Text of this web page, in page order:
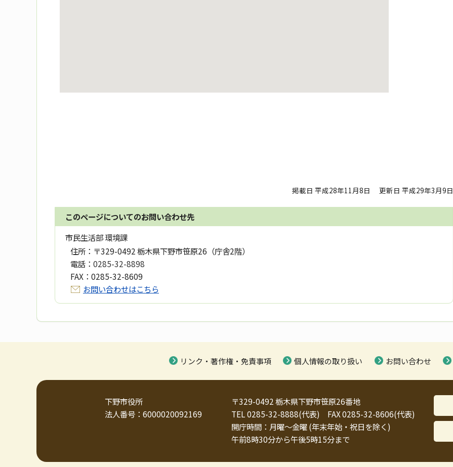
掲載日 平成28年11月8日 更新日 平成29年3月9日
このページについてのお問い合わせ先
市民生活部 環境課
住所： 〒329-0492 栃木県下野市笹原26（庁舎2階）
電話： 0285-32-8898
FAX： 0285-32-8609
お問い合わせはこちら
リンク・著作権・免責事項 個人情報の取り扱い お問い合わせ
下野市役所
法人番号：6000020092169
〒329-0492 栃木県下野市笹原26番地
TEL 0285-32-8888(代表) FAX 0285-32-8606(代表)
開庁時間：月曜～金曜 (年末年始・祝日を除く)
午前8時30分から午後5時15分まで